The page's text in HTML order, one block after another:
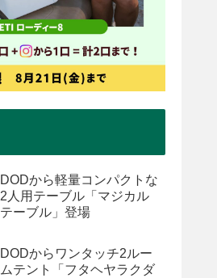
DODから軽量コンパクトな
2人用テーブル「マジカル
テーブル」登場
DODからワンタッチ2ルー
ムテント「フタヘヤラクダ